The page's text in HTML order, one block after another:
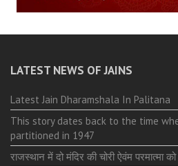
LATEST NEWS OF JAINS
Latest Jain Dharamshala In Palitana
This story dates back to the time
partitioned in 1947
राजस्थान में दो मंदिर की चोरी ऐवंम परमात्मा